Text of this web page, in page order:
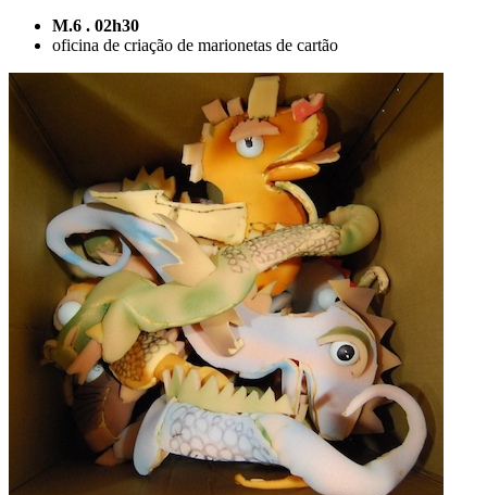
M.6 . 02h30
oficina de criação de marionetas de cartão